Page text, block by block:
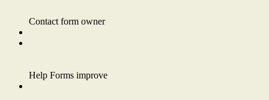
Contact form owner
Help Forms improve